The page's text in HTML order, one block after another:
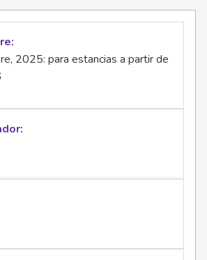
2025: para estancias a partir de